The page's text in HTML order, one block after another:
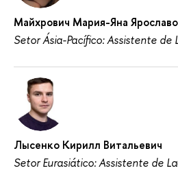
Майхрович Мария-Яна
Setor Ásia-Pacífico: Assistente de
Лысенко Кирилл Витальевич
Setor Eurasiático: Assistente de